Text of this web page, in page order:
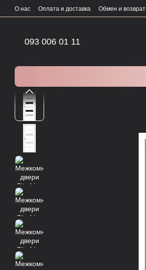
Перейти к основному контенту
О нас Оплата и доставка Обмен и возврат
093 006 01 11